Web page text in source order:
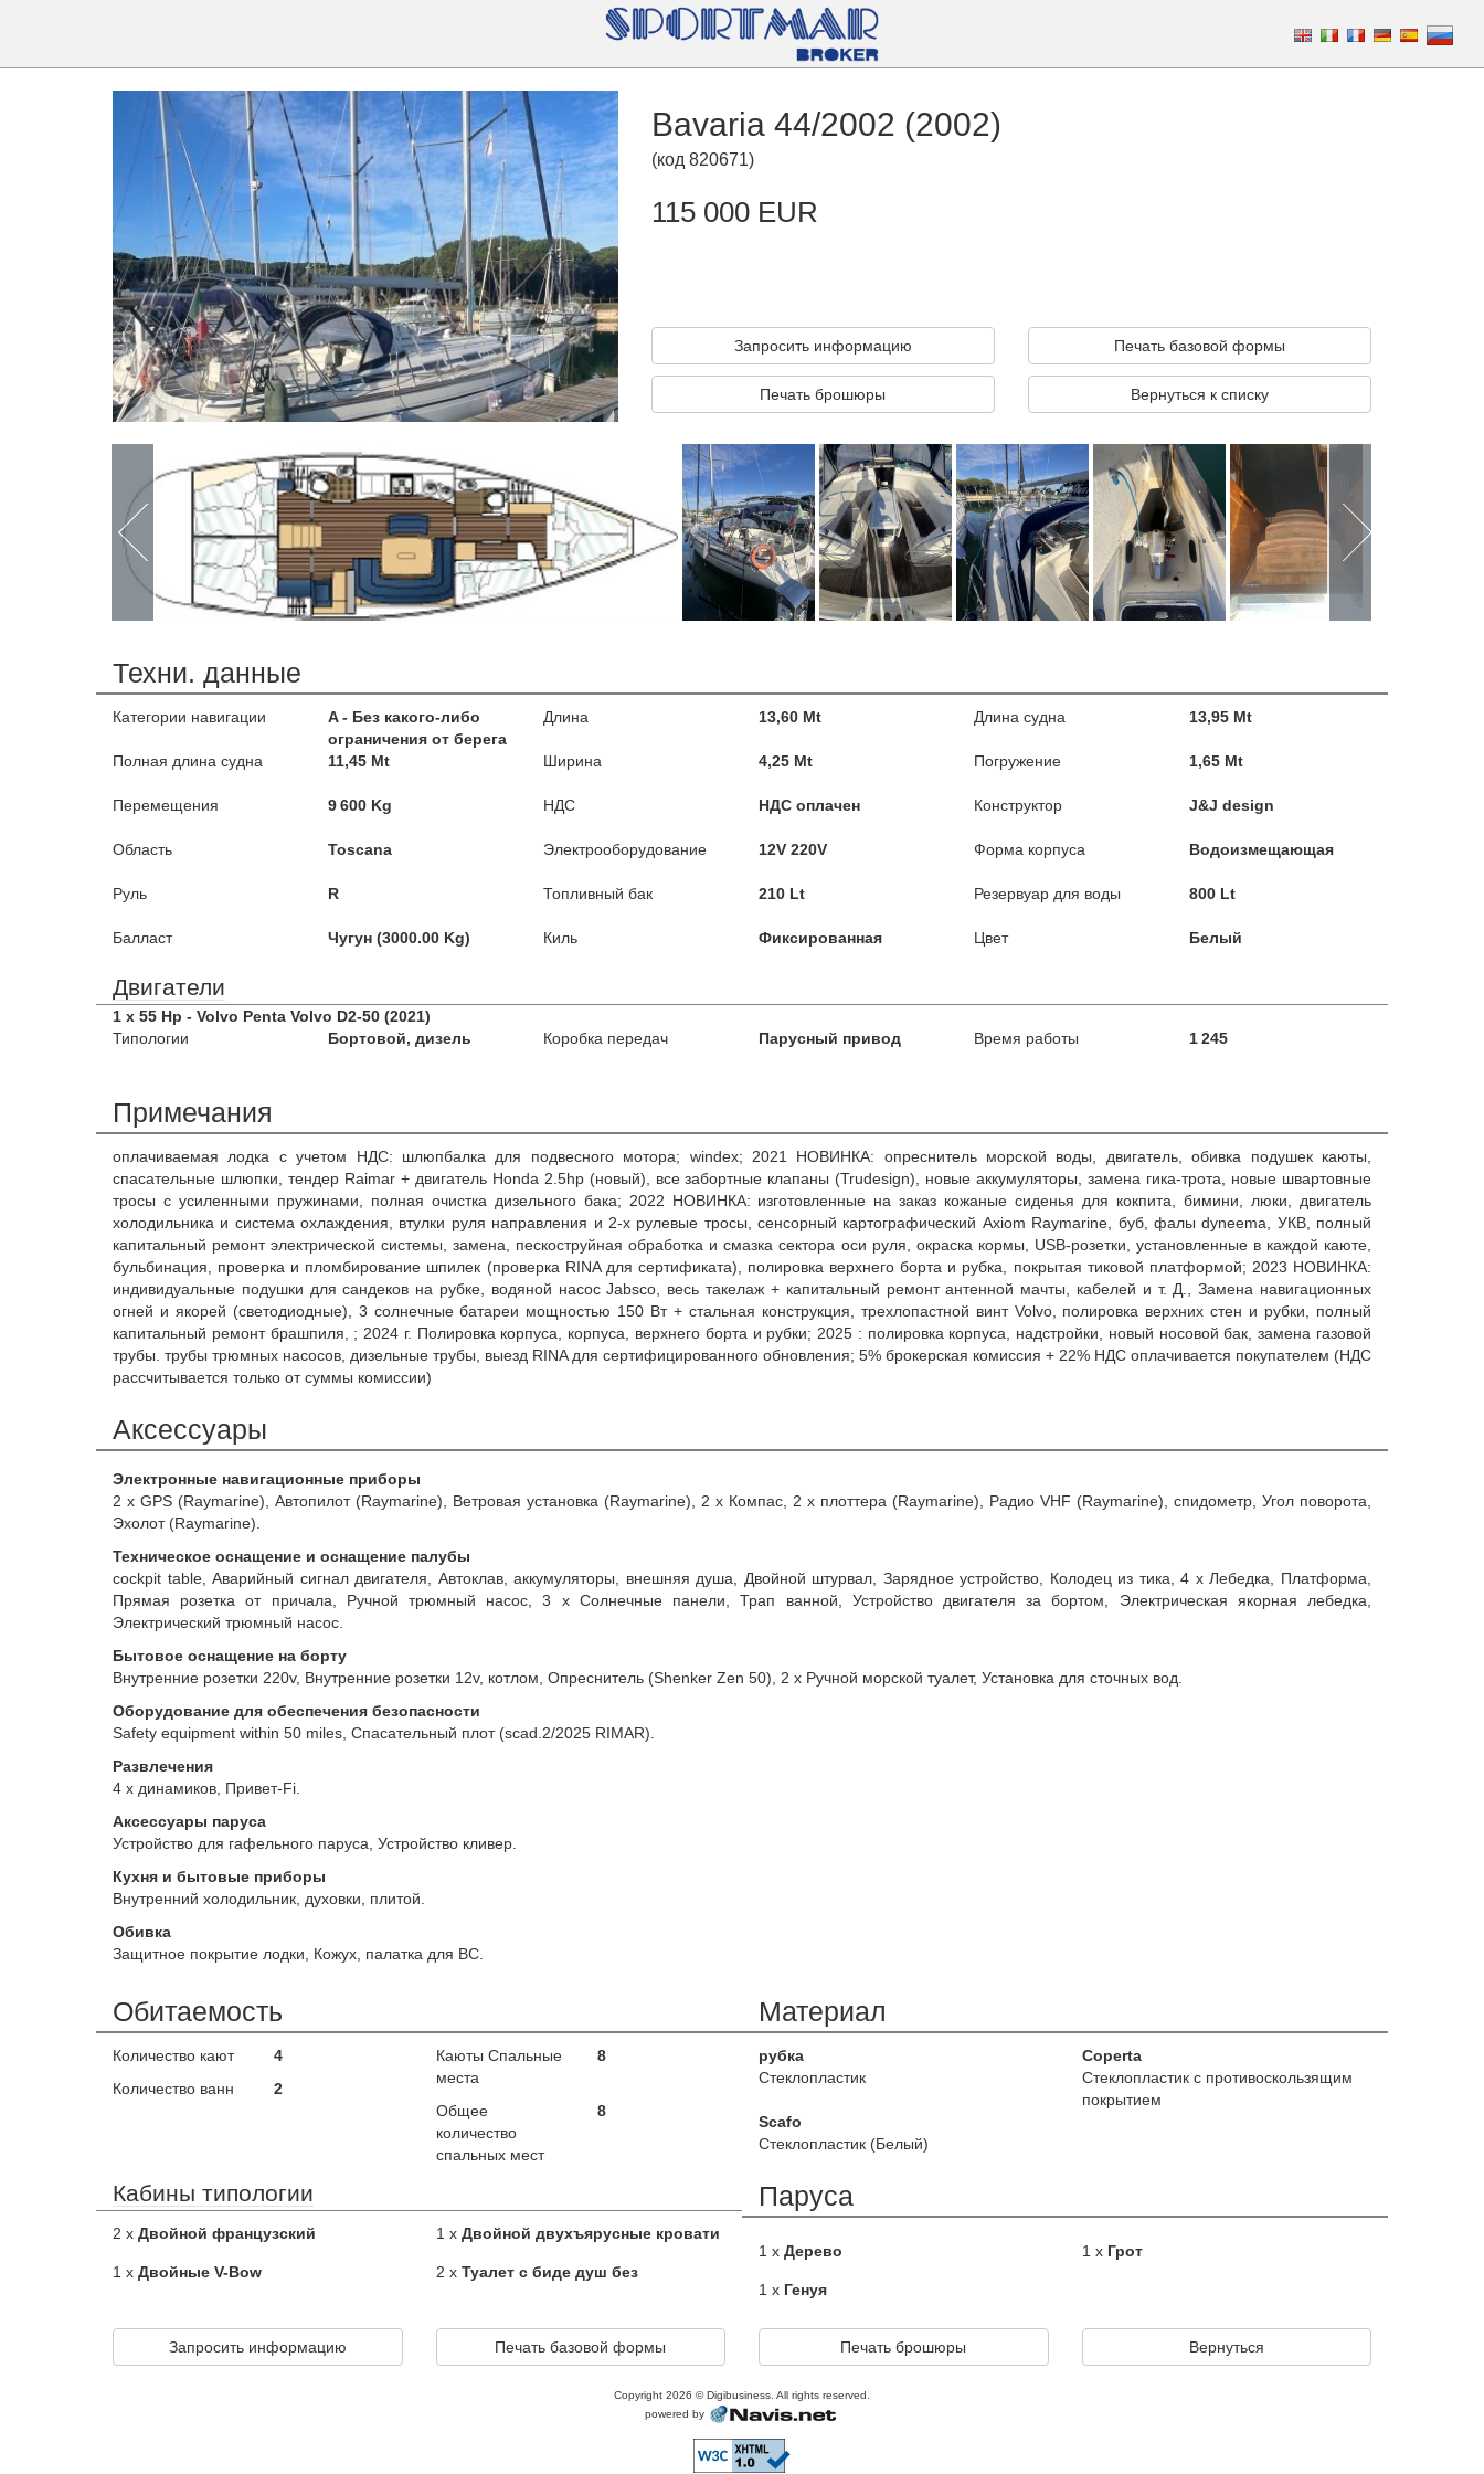
Bavaria 44/2002 (2002)
(код 820671)
115 000 EUR
Запросить информацию Печать базовой формы
Печать брошюры Вернуться к списку
Техни. данные
Категории навигации
A - Без какого-либо
ограничения от берега
Длина 13,60 Mt Длина судна 13,95 Mt
Полная длина судна 11,45 Mt Ширина 4,25 Mt Погружение 1,65 Mt
Перемещения 9 600 Kg НДС НДС оплачен Конструктор J&J design
Область Toscana Электрооборудование 12V 220V Форма корпуса Водоизмещающая
Руль R Топливный бак 210 Lt Резервуар для воды 800 Lt
Балласт Чугун (3000.00 Kg) Киль Фиксированная Цвет Белый
Двигатели
1 x 55 Hp - Volvo Penta Volvo D2-50 (2021)
Типологии
Бортовой, дизель Коробка передач Парусный привод Время работы 1 245
Примечания
оплачиваемая лодка с учетом НДС: шлюпбалка для подвесного мотора; windex; 2021 НОВИНКА: опреснитель морской воды, двигатель, обивка подушек каюты,
спасательные шлюпки, тендер Raimar + двигатель Honda 2.5hp (новый), все забортные клапаны (Trudesign), новые аккумуляторы, замена гика-трота, новые швартовные
тросы с усиленными пружинами, полная очистка дизельного бака; 2022 НОВИНКА: изготовленные на заказ кожаные сиденья для кокпита, бимини, люки, двигатель
холодильника и система охлаждения, втулки руля направления и 2-х рулевые тросы, сенсорный картографический Axiom Raymarine, буб, фалы dyneema, УКВ, полный
капитальный ремонт электрической системы, замена, пескоструйная обработка и смазка сектора оси руля, окраска кормы, USB-розетки, установленные в каждой каюте,
бульбинация, проверка и пломбирование шпилек (проверка RINA для сертификата), полировка верхнего борта и рубка, покрытая тиковой платформой; 2023 НОВИНКА:
индивидуальные подушки для сандеков на рубке, водяной насос Jabsco, весь такелаж + капитальный ремонт антенной мачты, кабелей и т. Д., Замена навигационных
огней и якорей (светодиодные), 3 солнечные батареи мощностью 150 Вт + стальная конструкция, трехлопастной винт Volvo, полировка верхних стен и рубки, полный
капитальный ремонт брашпиля, ; 2024 г. Полировка корпуса, корпуса, верхнего борта и рубки; 2025 : полировка корпуса, надстройки, новый носовой бак, замена газовой
трубы. трубы трюмных насосов, дизельные трубы, выезд RINA для сертифицированного обновления; 5% брокерская комиссия + 22% НДС оплачивается покупателем (НДС
рассчитывается только от суммы комиссии)
Аксессуары
Электронные навигационные приборы
2 x GPS (Raymarine), Автопилот (Raymarine), Ветровая установка (Raymarine), 2 x Компас, 2 x плоттера (Raymarine), Радио VHF (Raymarine), спидометр, Угол поворота,
Эхолот (Raymarine).
Техническое оснащение и оснащение палубы
cockpit table, Аварийный сигнал двигателя, Автоклав, аккумуляторы, внешняя душа, Двойной штурвал, Зарядное устройство, Колодец из тика, 4 x Лебедка, Платформа,
Прямая розетка от причала, Ручной трюмный насос, 3 x Солнечные панели, Трап ванной, Устройство двигателя за бортом, Электрическая якорная лебедка,
Электрический трюмный насос.
Бытовое оснащение на борту
Внутренние розетки 220v, Внутренние розетки 12v, котлом, Опреснитель (Shenker Zen 50), 2 x Ручной морской туалет, Установка для сточных вод.
Оборудование для обеспечения безопасности
Safety equipment within 50 miles, Спасательный плот (scad.2/2025 RIMAR).
Развлечения
4 x динамиков, Привет-Fi.
Аксессуары паруса
Устройство для гафельного паруса, Устройство кливер.
Кухня и бытовые приборы
Внутренний холодильник, духовки, плитой.
Обивка
Защитное покрытие лодки, Кожух, палатка для ВС.
Обитаемость
Количество кают
4
Количество ванн
2
Каюты Спальные
места
8
Общее
количество
спальных мест
8
Кабины типологии
2 x Двойной французский 1 x Двойной двухъярусные кровати
1 x Двойные V-Bow 2 x Туалет с биде душ без
Материал
рубка
Стеклопластик
Coperta
Стеклопластик с противоскользящим
покрытием
Scafo
Стеклопластик (Белый)
Паруса
1 x Дерево 1 x Грот
1 x Генуя
Запросить информацию Печать базовой формы Печать брошюры Вернуться
Copyright 2026 © Digibusiness. All rights reserved.
powered by